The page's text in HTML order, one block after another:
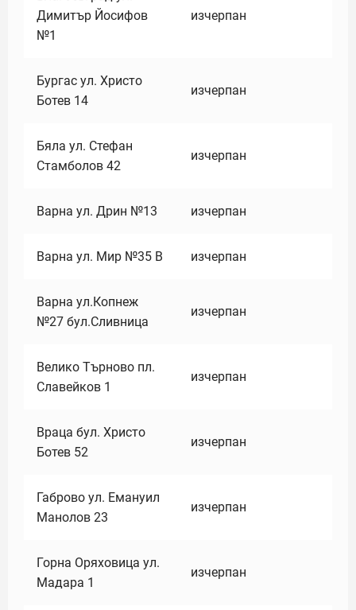
Димитър Йосифов
№1
изчерпан
Бургас ул. Христо
Ботев 14
изчерпан
Бяла ул. Стефан
Стамболов 42
изчерпан
Варна ул. Дрин №13 изчерпан
Варна ул. Мир №35 В изчерпан
Варна ул.Копнеж
№27 бул.Сливница
изчерпан
Велико Търново пл.
Славейков 1
изчерпан
Враца бул. Христо
Ботев 52
изчерпан
Габрово ул. Емануил
Манолов 23
изчерпан
Горна Оряховица ул.
Мадара 1
изчерпан